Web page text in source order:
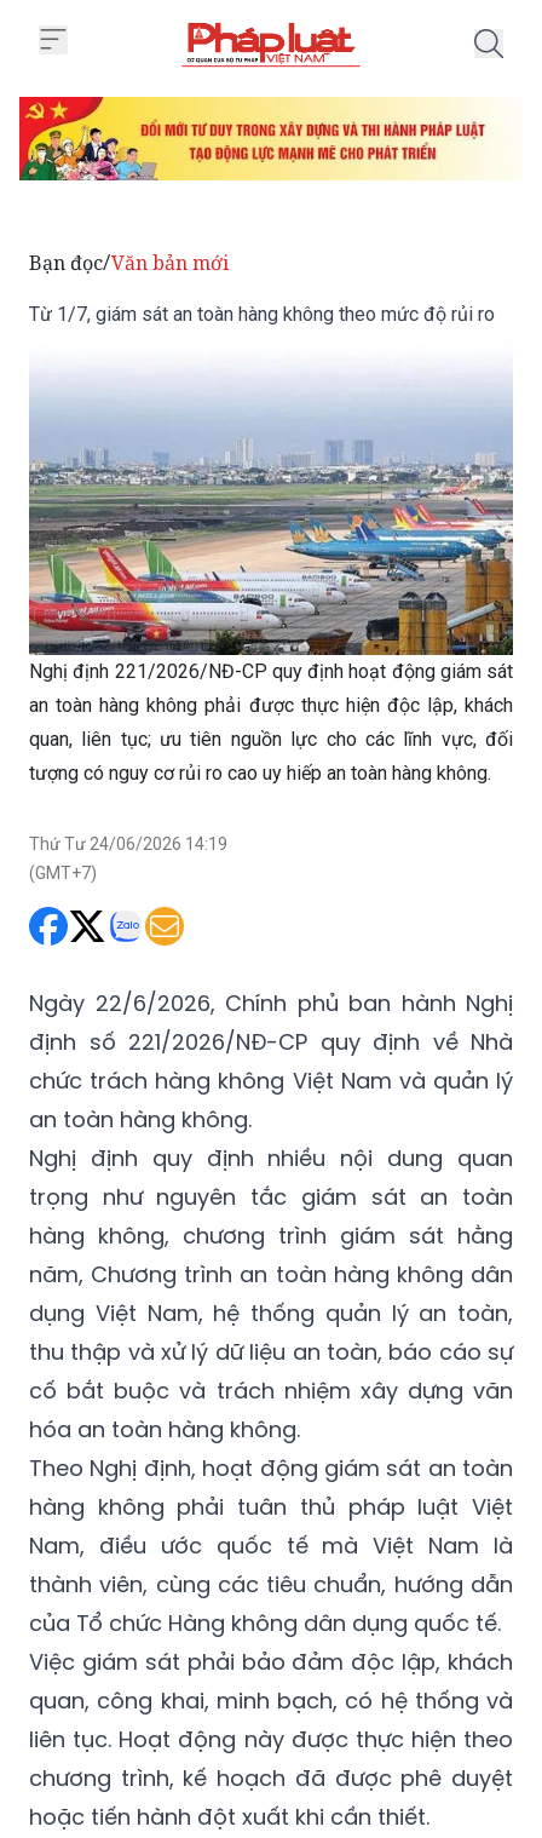
Bạn đọc/Văn bản mới
Từ 1/7, giám sát an toàn hàng không theo mức độ rủi ro
Nghị định 221/2026/NĐ-CP quy định hoạt động giám sát
an toàn hàng không phải được thực hiện độc lập, khách
quan, liên tục; ưu tiên nguồn lực cho các lĩnh vực, đối
tượng có nguy cơ rủi ro cao uy hiếp an toàn hàng không.
Thứ Tư 24/06/2026 14:19
(GMT+7)
Ngày 22/6/2026, Chính phủ ban hành Nghị
định số 221/2026/NĐ-CP quy định về Nhà
chức trách hàng không Việt Nam và quản lý
an toàn hàng không.
Nghị định quy định nhiều nội dung quan
trọng như nguyên tắc giám sát an toàn
hàng không, chương trình giám sát hằng
năm, Chương trình an toàn hàng không dân
dụng Việt Nam, hệ thống quản lý an toàn,
thu thập và xử lý dữ liệu an toàn, báo cáo sự
cố bắt buộc và trách nhiệm xây dựng văn
hóa an toàn hàng không.
Theo Nghị định, hoạt động giám sát an toàn
hàng không phải tuân thủ pháp luật Việt
Nam, điều ước quốc tế mà Việt Nam là
thành viên, cùng các tiêu chuẩn, hướng dẫn
của Tổ chức Hàng không dân dụng quốc tế.
Việc giám sát phải bảo đảm độc lập, khách
quan, công khai, minh bạch, có hệ thống và
liên tục. Hoạt động này được thực hiện theo
chương trình, kế hoạch đã được phê duyệt
hoặc tiến hành đột xuất khi cần thiết.